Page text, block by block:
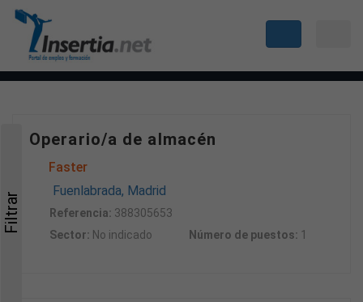
Operario/a de almacén
Faster
Fuenlabrada, Madrid
Referencia: 388305653
Sector: No indicado Número de puestos: 1
Filtrar